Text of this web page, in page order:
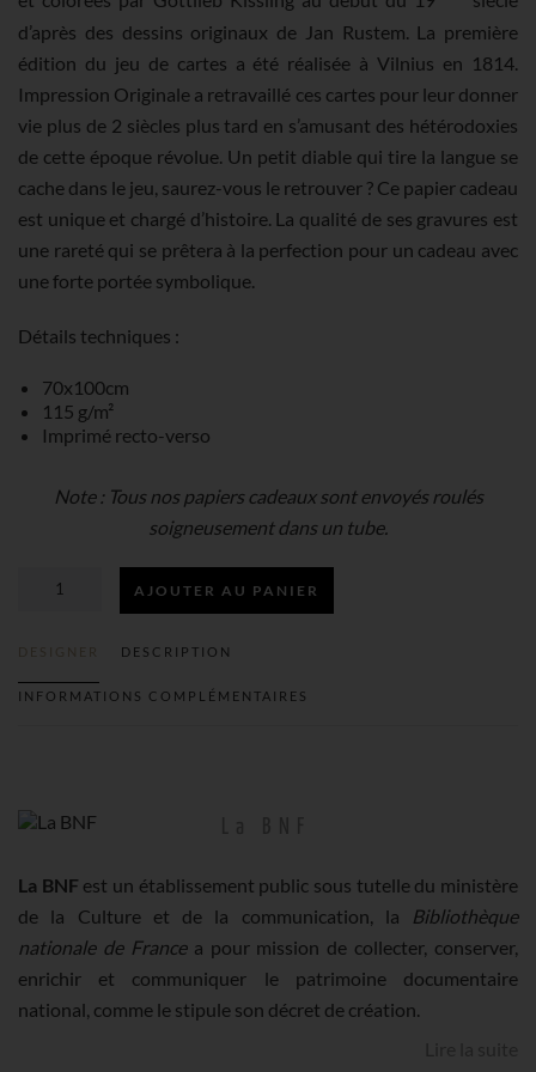
d’après des dessins originaux de Jan Rustem. La première
édition du jeu de cartes a été réalisée à Vilnius en 1814.
Impression Originale a retravaillé ces cartes pour leur donner
vie plus de 2 siècles plus tard en s’amusant des hétérodoxies
de cette époque révolue. Un petit diable qui tire la langue se
cache dans le jeu, saurez-vous le retrouver ? Ce papier cadeau
est unique et chargé d’histoire. La qualité de ses gravures est
une rareté qui se prêtera à la perfection pour un cadeau avec
une forte portée symbolique.
Détails techniques :
70x100cm
115 g/m²
Imprimé recto-verso
Note : Tous nos papiers cadeaux sont envoyés roulés
soigneusement dans un tube.
QUANTITÉ
CADEAU
AJOUTER AU PANIER
DESIGNER DESCRIPTION
INFORMATIONS COMPLÉMENTAIRES
La BNF est un établissement public sous tutelle du ministère
de la Culture et de la communication, la
Bibliothèque
nationale de Francea pour mission de collecter, conserver,
enrichir et communiquer le patrimoine documentaire
national, comme le stipule son décret de création.